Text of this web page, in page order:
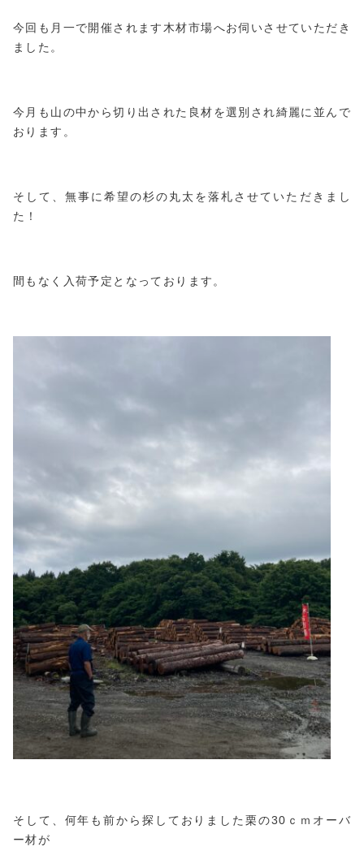
今回も月一で開催されます木材市場へお伺いさせていただき
ました。
今月も山の中から切り出された良材を選別され綺麗に並んで
おります。
そして、無事に希望の杉の丸太を落札させていただきまし
た！
間もなく入荷予定となっております。
そして、何年も前から探しておりました栗の30ｃｍオーバ
ー材が